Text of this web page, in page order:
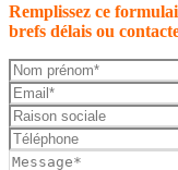
Remplissez ce
brefs délais ou